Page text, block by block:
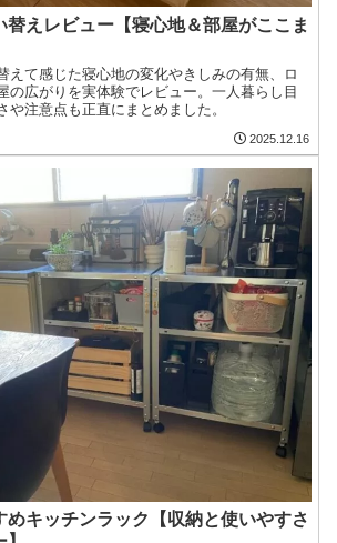
替えレビュー【寝心地＆部屋がここま
えて感じた寝心地の変化やきしみの有無、ロ
の広がりを実体験でレビュー。一人暮らし目
や注意点も正直にまとめました。
2025.12.16
めキッチンラック【収納と使いやすさ